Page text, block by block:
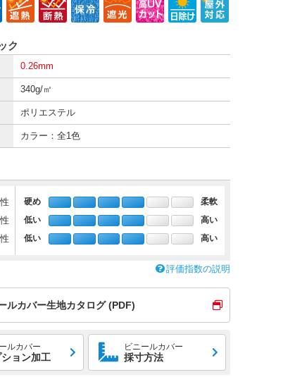
ク
0.26mm
340g/㎡
ポリエステル
カラー：全1色
硬め 柔軟
低い 高い
低い 高い
評価指数の説明
ルカバー生地カタログ (PDF)
ルカバー
ョン加工
ビニールカバー
採寸方法